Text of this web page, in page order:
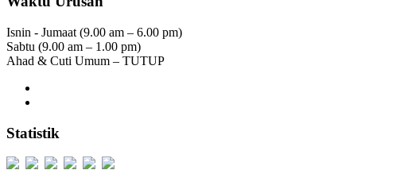
Isnin - Jumaat (9.00 am – 6.00 pm)
Sabtu (9.00 am – 1.00 pm)
Ahad & Cuti Umum – TUTUP
Statistik